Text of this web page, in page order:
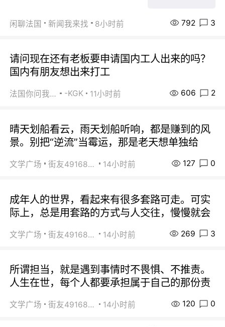
闲聊法国 新闻我来找 8小时前 792 3
请问现在还有老板要申请国内工人出来的吗？
国内有朋友想出来打工
法国你问我答 -KGK 11小时前 606 2
晴天划船看云，雨天划船听响，都是赚到的风
景。别把“逆流”当霉运，那是老天想单独给
文学广场 街友49168527 14小时前 127 0
成年人的世界，看起来有很多套路可走。可实
际上，总是用套路的方式与人交往，慢慢就会
文学广场 街友49168527 14小时前 269 3
所谓担当，就是遇到事情时不畏惧、不推责。
人生在世，每个人都要承担属于自己的那份责
文学广场 街友49168527 14小时前 120 0